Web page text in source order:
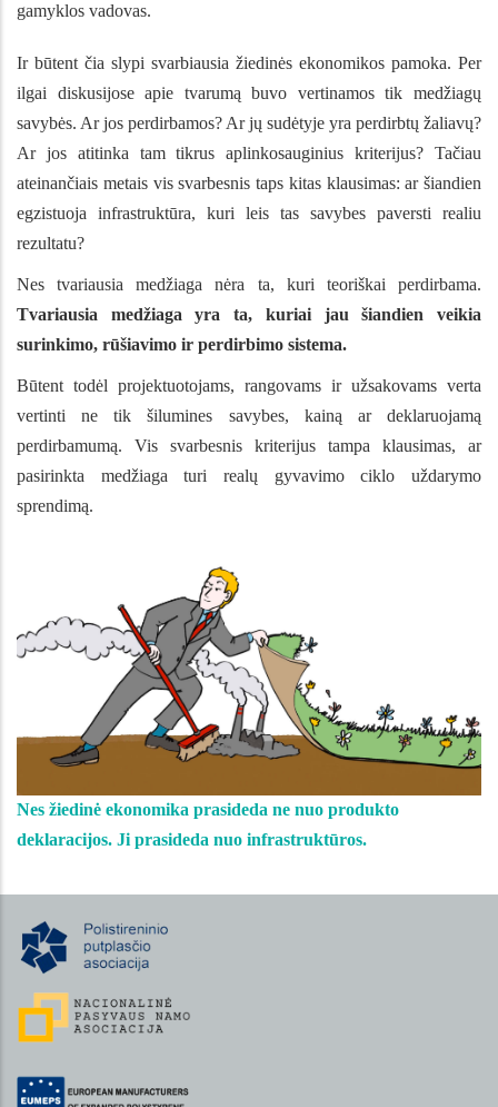
gamyklos vadovas.
Ir būtent čia slypi svarbiausia žiedinės ekonomikos pamoka. Per
ilgai diskusijose apie tvarumą buvo vertinamos tik medžiagų
savybės. Ar jos perdirbamos? Ar jų sudėtyje yra perdirbtų žaliavų?
Ar jos atitinka tam tikrus aplinkosauginius kriterijus? Tačiau
ateinančiais metais vis svarbesnis taps kitas klausimas: ar šiandien
egzistuoja infrastruktūra, kuri leis tas savybes paversti realiu
rezultatu?
Nes tvariausia medžiaga nėra ta, kuri teoriškai perdirbama.
Tvariausia medžiaga yra ta, kuriai jau šiandien veikia
surinkimo, rūšiavimo ir perdirbimo sistema.
Būtent todėl projektuotojams, rangovams ir užsakovams verta
vertinti ne tik šilumines savybes, kainą ar deklaruojamą
perdirbamumą. Vis svarbesnis kriterijus tampa klausimas, ar
pasirinkta medžiaga turi realų gyvavimo ciklo uždarymo
sprendimą.
Nes žiedinė ekonomika prasideda ne nuo produkto
deklaracijos. Ji prasideda nuo infrastruktūros.